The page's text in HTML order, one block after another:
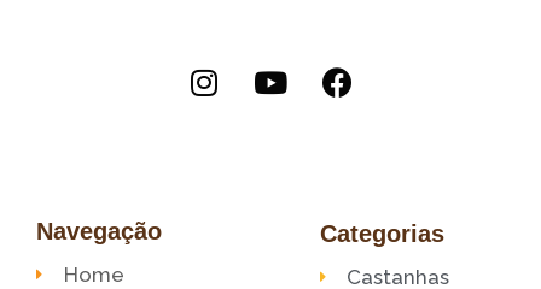
Navegação Categorias
Home
Castanhas